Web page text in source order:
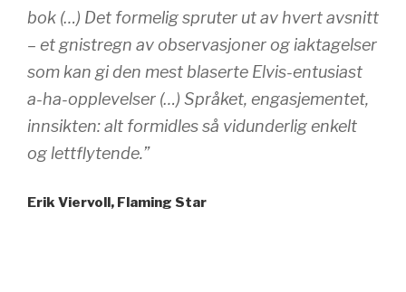
bok (…) Det formelig spruter ut av hvert avsnitt
– et gnistregn av observasjoner og iaktagelser
som kan gi den mest blaserte Elvis-entusiast
a-ha-opplevelser (…) Språket, engasjementet,
innsikten: alt formidles så vidunderlig enkelt
og lettflytende.”
Erik Viervoll, Flaming Star